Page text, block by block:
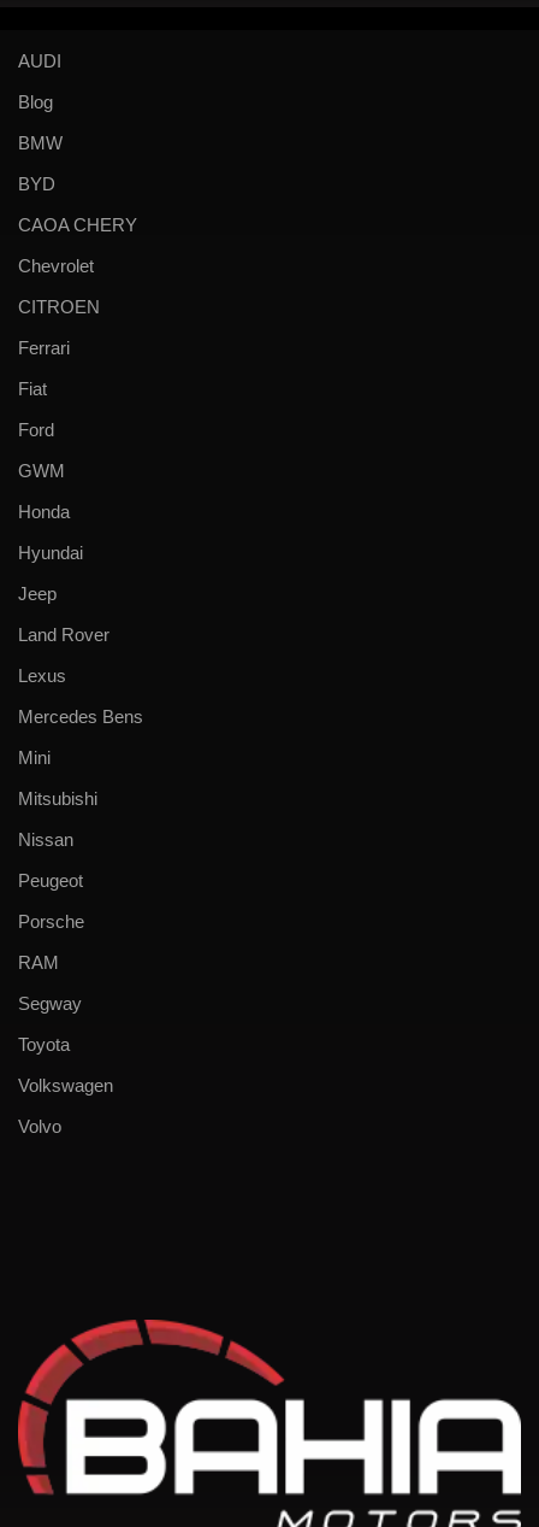
AUDI
Blog
BMW
BYD
CAOA CHERY
Chevrolet
CITROEN
Ferrari
Fiat
Ford
GWM
Honda
Hyundai
Jeep
Land Rover
Lexus
Mercedes Bens
Mini
Mitsubishi
Nissan
Peugeot
Porsche
RAM
Segway
Toyota
Volkswagen
Volvo